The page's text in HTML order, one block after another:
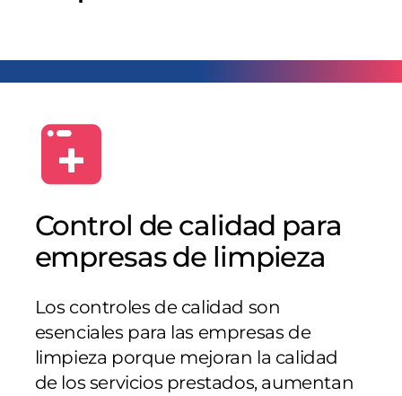
Control de calidad para
empresas de limpieza
Los controles de calidad son
esenciales para las empresas de
limpieza porque mejoran la calidad
de los servicios prestados, aumentan